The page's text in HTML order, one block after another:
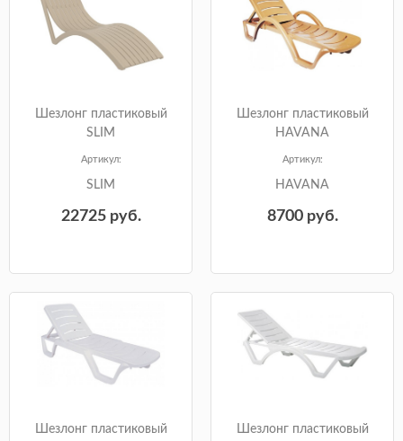
Шезлонг пластиковый
SLIM
Артикул:
SLIM
22725руб.
Шезлонг пластиковый
HAVANA
Артикул:
HAVANA
8700руб.
Шезлонг пластиковый
Шезлонг пластиковый